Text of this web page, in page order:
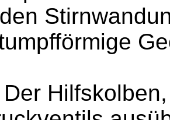
Der